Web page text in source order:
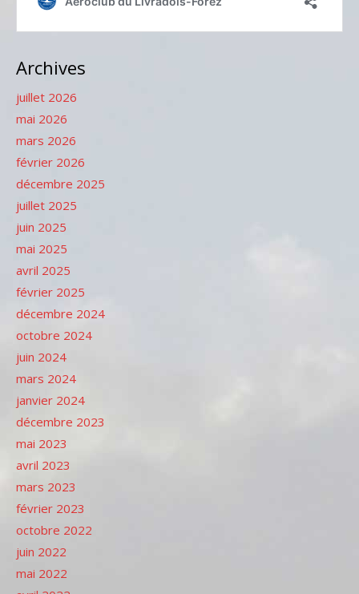
Archives
juillet 2026
mai 2026
mars 2026
février 2026
décembre 2025
juillet 2025
juin 2025
mai 2025
avril 2025
février 2025
décembre 2024
octobre 2024
juin 2024
mars 2024
janvier 2024
décembre 2023
mai 2023
avril 2023
mars 2023
février 2023
octobre 2022
juin 2022
mai 2022